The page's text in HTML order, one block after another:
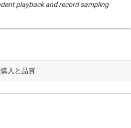
playback and record sampling